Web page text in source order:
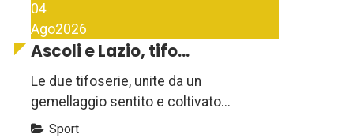
04
Ago2026
Ascoli e Lazio, tifo...
Le due tifoserie, unite da un
gemellaggio sentito e coltivato...
Sport